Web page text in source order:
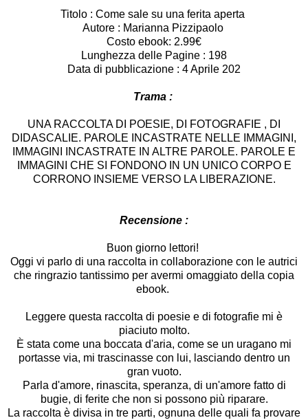
Titolo : Come sale su una ferita aperta
Autore : Marianna Pizzipaolo
Costo ebook: 2.99€
Lunghezza delle Pagine : 198
Data di pubblicazione : 4 Aprile 202
Trama :
UNA RACCOLTA DI POESIE, DI FOTOGRAFIE , DI
DIDASCALIE. PAROLE INCASTRATE NELLE IMMAGINI,
IMMAGINI INCASTRATE IN ALTRE PAROLE. PAROLE E
IMMAGINI CHE SI FONDONO IN UN UNICO CORPO E
CORRONO INSIEME VERSO LA LIBERAZIONE.
Recensione :
Buon giorno lettori!
Oggi vi parlo di una raccolta in collaborazione con le autrici
che ringrazio tantissimo per avermi omaggiato della copia
ebook.
Leggere questa raccolta di poesie e di fotografie mi è
piaciuto molto.
È stata come una boccata d'aria, come se un uragano mi
portasse via, mi trascinasse con lui, lasciando dentro un
gran vuoto.
Parla d'amore, rinascita, speranza, di un'amore fatto di
bugie, di ferite che non si possono più riparare.
La raccolta è divisa in tre parti, ognuna delle quali fa provare